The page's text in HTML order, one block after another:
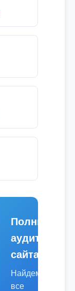
Полный
аудит
сайта
Найдем
все